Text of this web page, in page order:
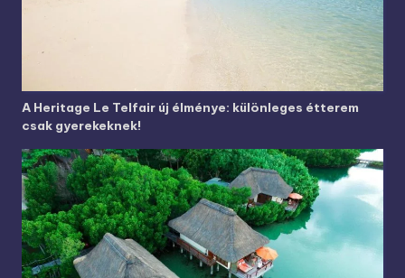
A Heritage Le Telfair új élménye: különleges étterem
csak gyerekeknek!